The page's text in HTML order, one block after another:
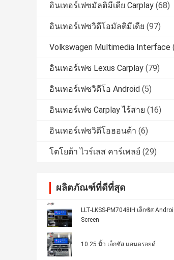
อินเทอร์เฟซมัลติมีเดีย Carplay (68)
อินเทอร์เฟซวิดีโอมัลติมีเดีย (97)
Volkswagen Multimedia Interface
อินเทอร์เฟซ Lexus Carplay (79)
อินเทอร์เฟซวิดีโอ Android (5)
อินเทอร์เฟซ Carplay ไร้สาย (16)
อินเทอร์เฟซวิดีโอฮอนด้า (6)
โตโยต้า ไวร์เลส คาร์เพลย์ (29)
ผลิตภัณฑ์ที่ดีที่สุด
LLT-LKSS-PM7048IH เล็กซัส
Screen
10.25 นิ้ว เล็กซัส แอนดรอยด์